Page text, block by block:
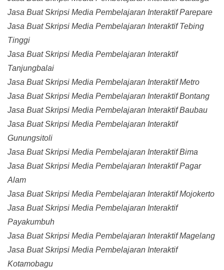
Jasa Buat Skripsi Media Pembelajaran Interaktif Parepare
Jasa Buat Skripsi Media Pembelajaran Interaktif Tebing
Tinggi
Jasa Buat Skripsi Media Pembelajaran Interaktif
Tanjungbalai
Jasa Buat Skripsi Media Pembelajaran Interaktif Metro
Jasa Buat Skripsi Media Pembelajaran Interaktif Bontang
Jasa Buat Skripsi Media Pembelajaran Interaktif Baubau
Jasa Buat Skripsi Media Pembelajaran Interaktif
Gunungsitoli
Jasa Buat Skripsi Media Pembelajaran Interaktif Bima
Jasa Buat Skripsi Media Pembelajaran Interaktif Pagar
Alam
Jasa Buat Skripsi Media Pembelajaran Interaktif Mojokerto
Jasa Buat Skripsi Media Pembelajaran Interaktif
Payakumbuh
Jasa Buat Skripsi Media Pembelajaran Interaktif Magelang
Jasa Buat Skripsi Media Pembelajaran Interaktif
Kotamobagu